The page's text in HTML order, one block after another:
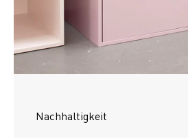
Nachhaltigkeit